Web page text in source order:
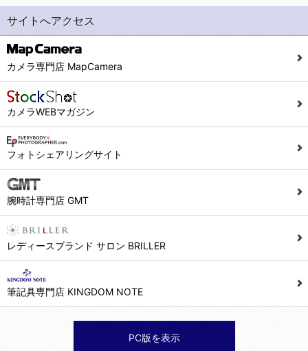
当社への個人情報の提供はお客様の任意ですが、必要な個人情報をご提供いただけない場合、当社のサービス等が利用できない場合がありますのでご了承下さい。
５．ご本人が容易に知覚できない方法による個人情報の取得
６．個人情報に関するお問合せ対応
(1)当社は、当社の保有する個人データに関し、ご本人から利用目的の通知，開示，内容の訂正，追加又は削除，利用の停止，消去及び第三者への提供の停止の請求などがあれば、ご本人の確認をさせていただいた上で、速やかに対応します。また当社の個人情報の取り扱いに関するご質問、ご相談にも対応いたします。尚、シュッピン会員のお客様は、当社が保有する個人データの削除を要求する権利があります。
(2)当社の個人情報に関するお問合せは、以下の窓口で承ります。お問合せの内容により必要な書類提出や質問へのご回答をお願いすることがあります。
シュッピン株式会社 個人情報相談窓口
Mail：privacy@syuppin.com (受付)
サイトへアクセス
カメラ専門店 MapCamera
カメラWEBマガジン
フォトシェアリングサイト
腕時計専門店 GMT
レディースブランド サロン BRILLER
筆記具専門店 KINGDOM NOTE
PC版を表示